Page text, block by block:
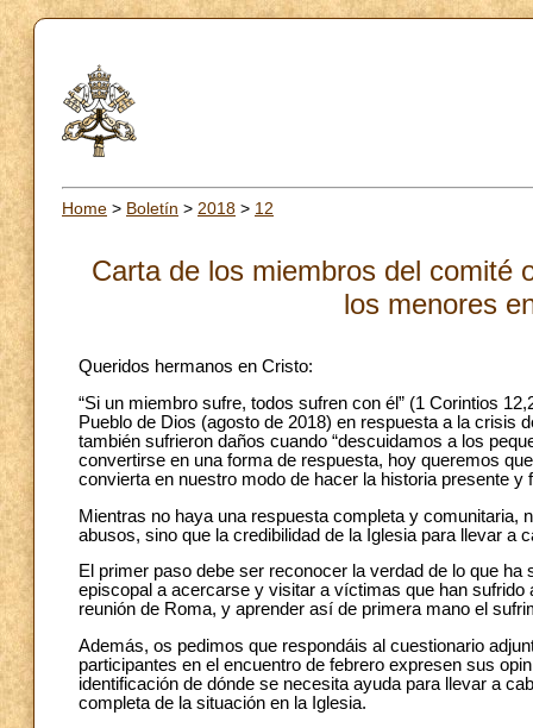
Home > Boletín > 2018 > 12
Carta de los miembros del comité
los menores
Queridos hermanos en Cristo:
“Si un miembro sufre, todos sufren con él” (1 Corintios
Pueblo de Dios (agosto de 2018) en respuesta a la crisis
también sufrieron daños cuando “descuidamos a los
convertirse en una forma de respuesta, hoy queremos
convierta en nuestro modo de hacer la historia presente y
Mientras no haya una respuesta completa y
abusos, sino que la credibilidad de la Iglesia para llevar a
El primer paso debe ser reconocer la verdad de lo que
episcopal a acercarse y visitar a víctimas que han
reunión de Roma, y aprender así de primera mano el
Además, os pedimos que respondáis al cuestionario
participantes en el encuentro de febrero expresen sus
identificación de dónde se necesita ayuda para llevar a
completa de la situación en la Iglesia.